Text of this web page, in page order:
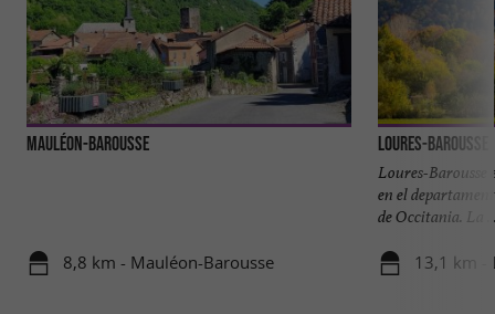
Mauléon-Barousse
8,8 km - Mauléon-Barousse
Loures-Barousse
Loures-Barousse
en el
de Occitania. La
13,1 km -